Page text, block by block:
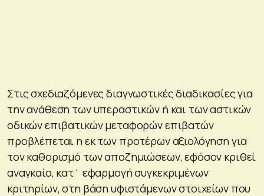
Στις σχεδιαζόμενες διαγνωστικές διαδικασίες για
την ανάθεση των υπεραστικών ή και των αστικών
οδικών επιβατικών μεταφορών επιβατών
προβλέπεται η εκ των προτέρων αξιολόγηση για
τον καθορισμό των αποζημιώσεων, εφόσον κριθεί
αναγκαίο, κατ΄ εφαρμογή συγκεκριμένων
κριτηρίων, στη βάση υφιστάμενων στοιχείων που